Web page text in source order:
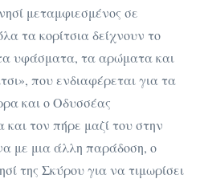
μεταμφιεσμένος σε
τα κορίτσια δείχνουν το
υφάσματα, τα αρώματα και
που ενδιαφέρεται για τα
και ο Οδυσσέας
τον πήρε μαζί του στην
με μια άλλη παράδοση, ο
της Σκύρου για να τιμωρίσει